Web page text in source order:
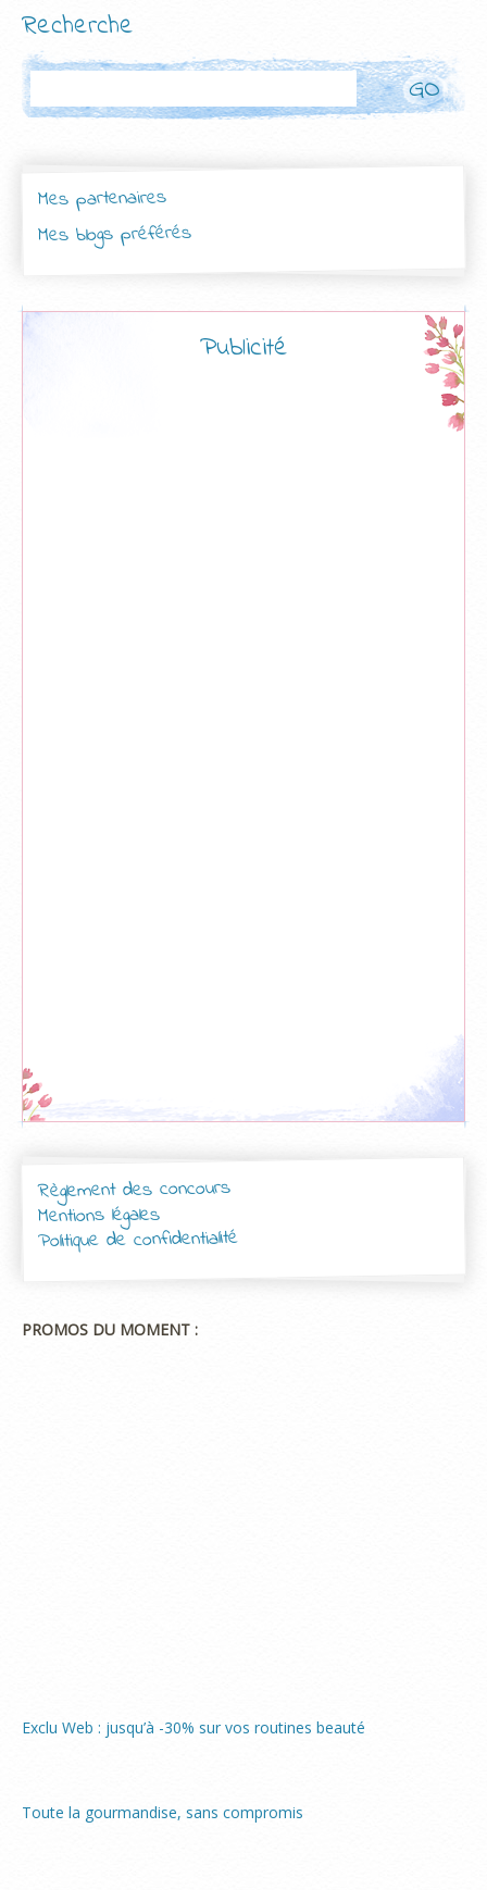
Recherche
Mes partenaires
Mes blogs préférés
Publicité
Règlement des concours
Mentions légales
Politique de confidentialité
PROMOS DU MOMENT :
Exclu Web : jusqu’à -30% sur vos routines beauté
Toute la gourmandise, sans compromis